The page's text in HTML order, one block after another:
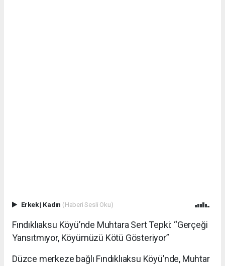
Erkek| Kadın (Haberi Sesli Oku)
Fındıklıaksu Köyü’nde Muhtara Sert Tepki: “Gerçeği
Yansıtmıyor, Köyümüzü Kötü Gösteriyor”
Düzce merkeze bağlı Fındıklıaksu Köyü’nde, Muhtar